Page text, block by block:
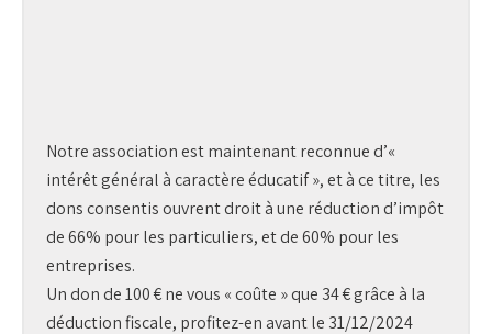
Notre association est maintenant reconnue d’«
intérêt général à caractère éducatif », et à ce titre, les
dons consentis ouvrent droit à une réduction d’impôt
de 66% pour les particuliers, et de 60% pour les
entreprises.
Un don de 100 € ne vous « coûte » que 34 € grâce à la
déduction fiscale, profitez-en avant le 31/12/2024